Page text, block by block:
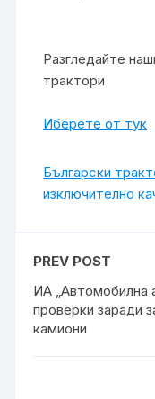
Разгледайте
трактори
Иберете от тук
Български
изключително
PREV POST
ИА „Автомобилна
проверки заради
камиони